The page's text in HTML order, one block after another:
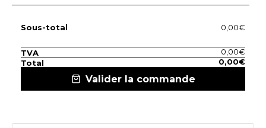
Sous-total 0,00€
TVA 0,00€
Total
0,00€
Valider la commande